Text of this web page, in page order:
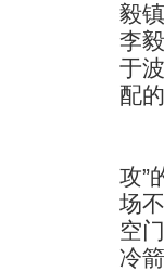
毅
李
于
配
本
攻”
场
空
冷